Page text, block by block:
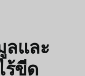
ลและ
ร้ขีด